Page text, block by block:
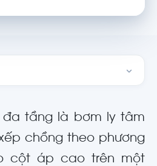
đa tầng là bơm ly tâm
chồng theo phương
cột áp cao trên một